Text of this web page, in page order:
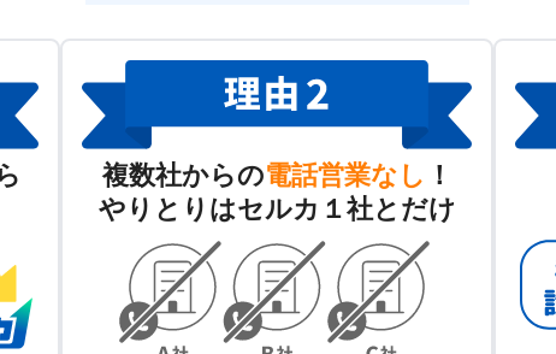
複数社からの電話営業なし ！
やりとりはセルカ１社とだけ